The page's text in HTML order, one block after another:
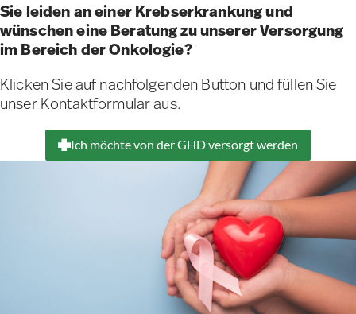
Sie leiden an einer Krebserkrankung und
wünschen eine Beratung zu unserer Versorgung
im Bereich der Onkologie?
Klicken Sie auf nachfolgenden Button und füllen Sie
unser Kontaktformular aus.
Ich möchte von der GHD versorgt werden